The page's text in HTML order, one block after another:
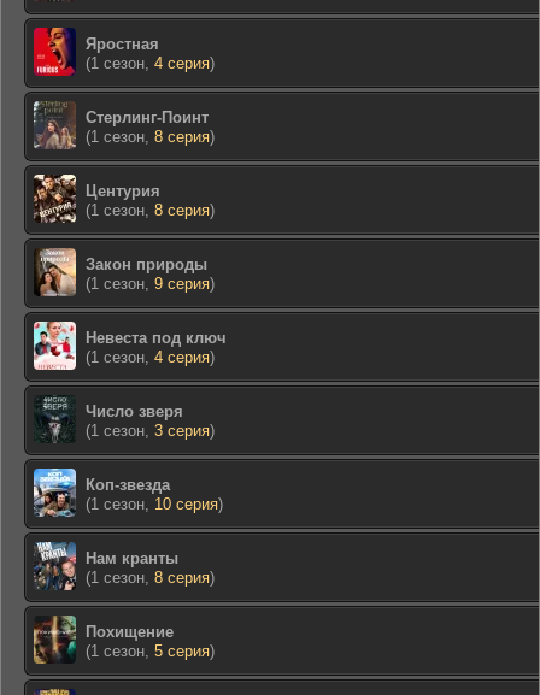
Яростная
(1 сезон, 4 серия)
Стерлинг-Поинт
(1 сезон, 8 серия)
Центурия
(1 сезон, 8 серия)
Закон природы
(1 сезон, 9 серия)
Невеста под ключ
(1 сезон, 4 серия)
Число зверя
(1 сезон, 3 серия)
Коп-звезда
(1 сезон, 10 серия)
Нам кранты
(1 сезон, 8 серия)
Похищение
(1 сезон, 5 серия)